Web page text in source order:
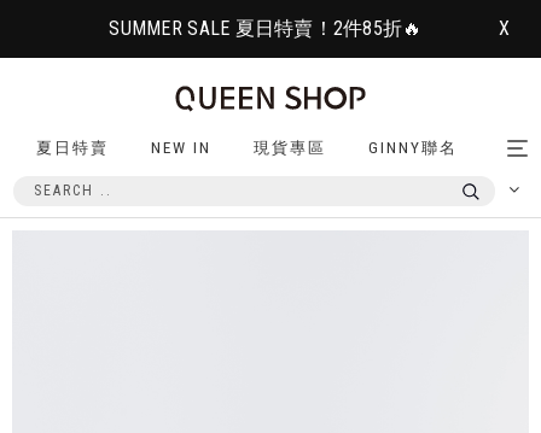
SUMMER SALE 夏日特賣！2件85折🔥 X
夏日特賣 NEW IN 現貨專區 GINNY聯名